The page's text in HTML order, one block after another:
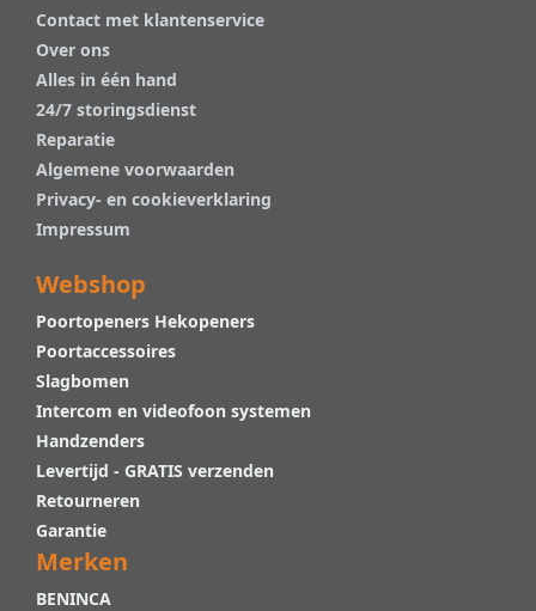
Contact met klantenservice
Over ons
Alles in één hand
24/7 storingsdienst
Reparatie
Algemene voorwaarden
Privacy- en cookieverklaring
Impressum
Webshop
Poortopeners Hekopeners
Poortaccessoires
Slagbomen
Intercom en videofoon systemen
Handzenders
Levertijd - GRATIS verzenden
Retourneren
Garantie
Merken
BENINCA